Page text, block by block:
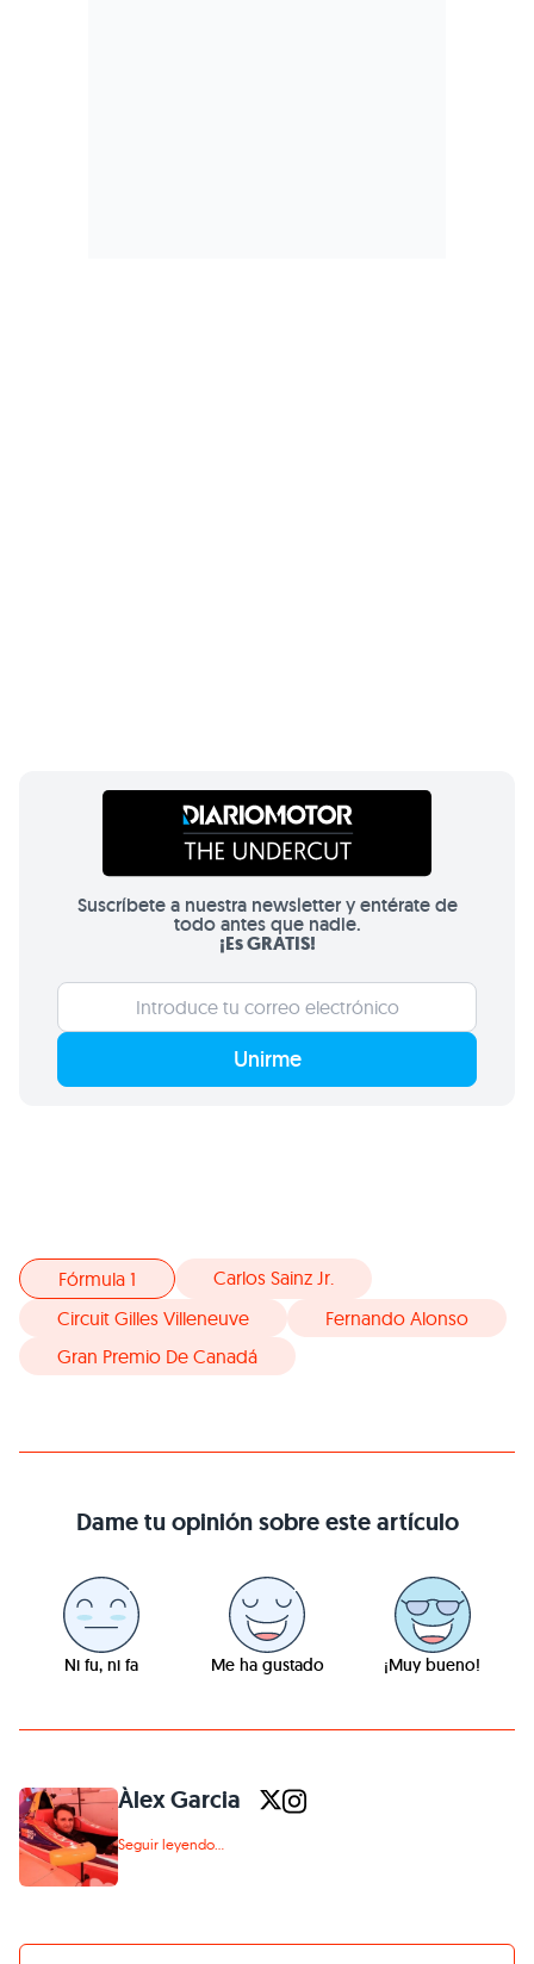
Suscríbete a nuestra newsletter y entérate de
todo antes que nadie.
¡Es GRATIS!
Unirme
Fórmula 1
Carlos Sainz Jr.
Circuit Gilles Villeneuve
Fernando Alonso
Gran Premio De Canadá
Dame tu opinión sobre este artículo
Ni fu, ni fa Me ha gustado ¡Muy bueno!
Àlex Garcia
Seguir leyendo...